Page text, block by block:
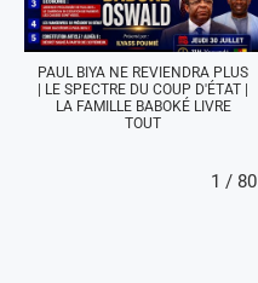
PAUL BIYA NE REVIENDRA PLUS
| LE SPECTRE DU COUP D'ÉTAT |
LA FAMILLE BABOKÉ LIVRE
TOUT
1 / 80